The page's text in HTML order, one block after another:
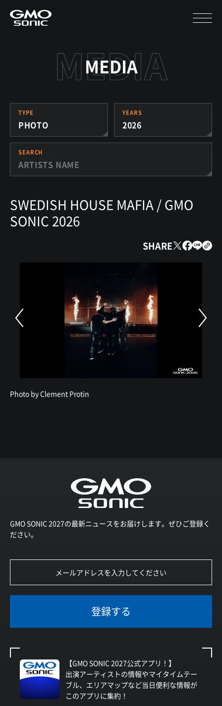
MEDIA
TYPE
PHOTO
YEARS
2026
SEARCH
SWEDISH HOUSE MAFIA / GMO
SONIC 2026
SHARE
Photo by Clement Protin
GMO SONIC 2027の最新ニュースをお届けします。ぜひご登録く
ださい。
登録する
【GMO SONIC 2027公式アプリ！】
出演アーティストの情報やマイタイムテー
ブル、エリアマップなど当日便利な情報が
このアプリに集約！